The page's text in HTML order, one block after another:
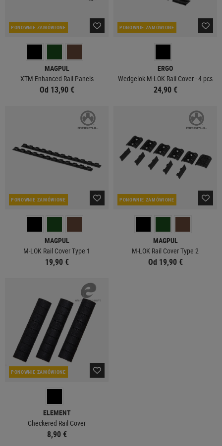
PONOWNIE ZAMÓWIONE
MAGPUL
XTM Enhanced Rail Panels
Od 13,90 €
PONOWNIE ZAMÓWIONE
ERGO
Wedgelok M-LOK Rail Cover - 4 pcs
24,90 €
PONOWNIE ZAMÓWIONE
MAGPUL
M-LOK Rail Cover Type 1
19,90 €
PONOWNIE ZAMÓWIONE
MAGPUL
M-LOK Rail Cover Type 2
Od 19,90 €
PONOWNIE ZAMÓWIONE
ELEMENT
Checkered Rail Cover
8,90 €